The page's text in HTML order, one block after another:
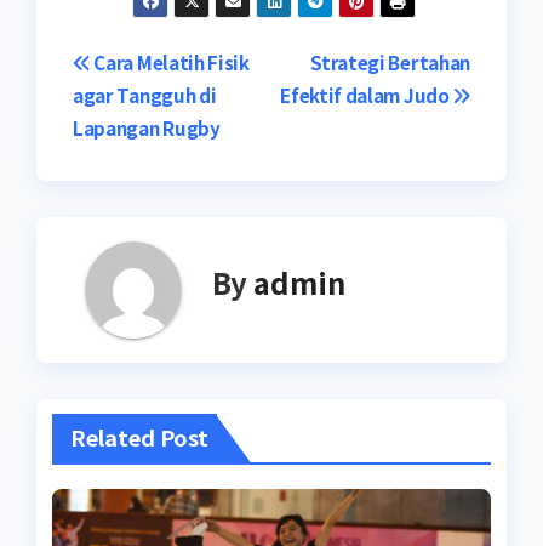
Post
navigation
Strategi Bertahan
Efektif dalam Judo
Cara Melatih Fisik
agar Tangguh di
Lapangan Rugby
Byadmin
Related Post